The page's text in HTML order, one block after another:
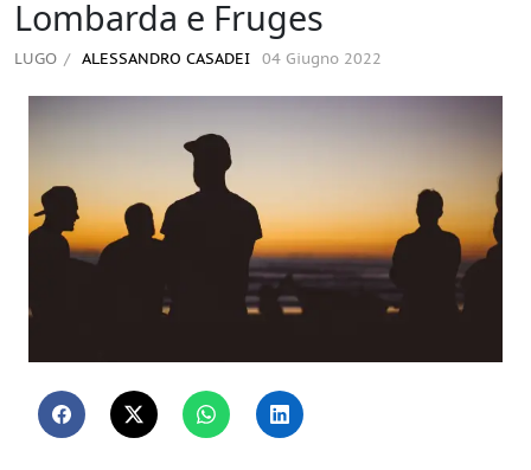
Lombarda e Fruges
LUGO ALESSANDRO CASADEI 04 Giugno 2022